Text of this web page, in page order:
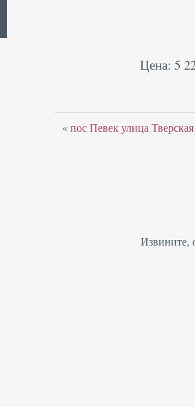
Цена: 5
«пос Певек улица
Извините,